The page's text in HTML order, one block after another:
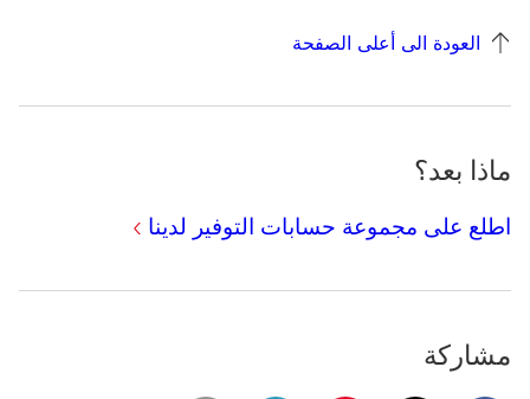
العودة الى أعلى الصفحة
ماذا بعد؟
اطلع على مجموعة حسابات التوفير لدينا
مشاركة